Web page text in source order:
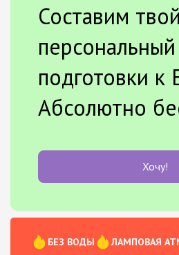
Составим твой
подготовки к
Абсолютно
Хочу!
БЕЗ ВОДЫ
ЛАМПОВАЯ